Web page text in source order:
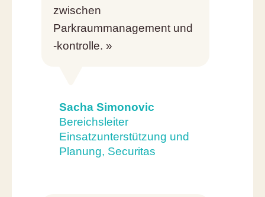
zwischen
Parkraummanagement und
-kontrolle. »
Sacha Simonovic
Bereichsleiter
Einsatzunterstützung und
Planung, Securitas